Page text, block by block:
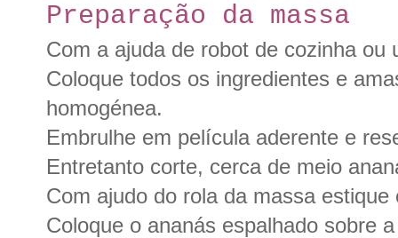
Preparação da massa
Com a ajuda de robot de cozinha
Coloque todos os ingredientes e
homogénea.
Embrulhe em película aderente e
Entretanto corte, cerca de meio
Com ajudo do rola da massa
Coloque o ananás espalhado sobre